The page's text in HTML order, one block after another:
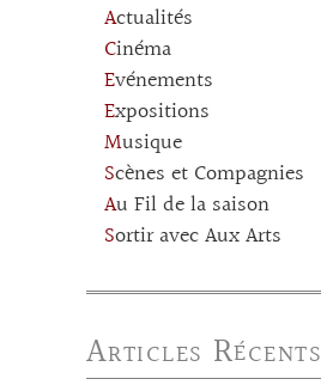
Actualités
Cinéma
Evénements
Expositions
Musique
Scènes et Compagnies
Au Fil de la saison
Sortir avec Aux Arts
Articles Récents